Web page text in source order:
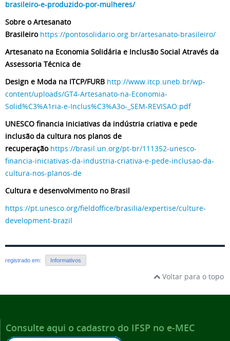
brasileiro-e-produzido-por-mulheres/
Sobre o Artesanato
Brasileiro https://pontosolidario.org.br/artesanato-brasileiro/
Artesanato na Economia Solidária e Inclusão Social Através da
Assessoria Técnica de
Design e Moda na ITCP/FURB http://www.itcp.uneb.br/wp-
content/uploads/GT4-Artesanato-na-Economia-
Solid%C3%A1ria-e-Inclus%C3%A3o-_SEM-REVISAO.pdf
UNESCO financia iniciativas da indústria criativa e pede
inclusão da cultura nos planos de
recuperação https://brasil.un.org/pt-br/111352-unesco-
financia-iniciativas-da-industria-criativa-e-pede-inclusao-da-
cultura-nos-planos-de
Cultura e desenvolvimento no Brasil
https://pt.unesco.org/fieldoffice/brasilia/expertise/culture-
development-brazil
registrado em: Informativos
Voltar para o topo
Consulte aqui o cadastro do IFSP no e-MEC